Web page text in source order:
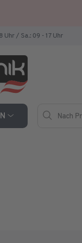
Uhr / Sa.: 09 - 17 Uhr
Nach
Hersteller